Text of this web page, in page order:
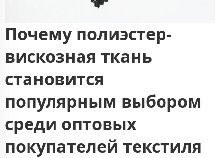
Почему полиэстер-
вискозная ткань
становится
популярным выбором
среди оптовых
покупателей текстиля